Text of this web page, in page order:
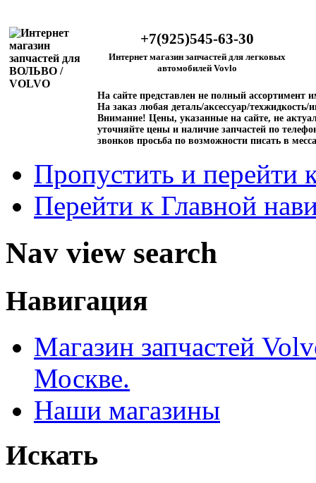
+7(925)545-63-30
Интернет магазин запчастей для легковых
автомобилей Vovlo
На сайте представлен не полный ассортимент
На заказ любая деталь/аксессуар/техжидкость/
Внимание! Цены, указанные на сайте, не
уточняйте цены и наличие запчастей по
звонков просьба по возможности писать в
Пропустить и перейти
Перейти к Главной
Nav view search
Навигация
Магазин запчастей
Москве.
Наши магазины
Искать